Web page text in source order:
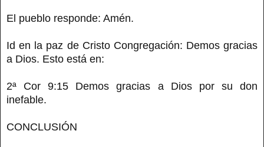
El pueblo responde: Amén.
Id en la paz de Cristo Congregación: Demos gracias
a Dios. Esto está en:
2ª Cor 9:15 Demos gracias a Dios por su don
inefable.
CONCLUSIÓN